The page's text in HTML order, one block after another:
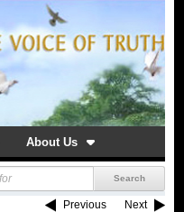
About Us
Previous Next